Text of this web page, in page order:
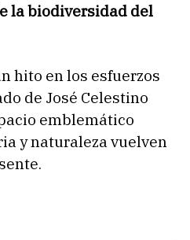
la biodiversidad del
hito en los esfuerzos
de José Celestino
emblemático
y naturaleza vuelven